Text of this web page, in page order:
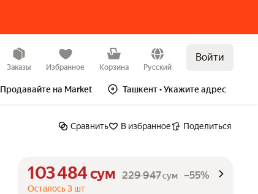
Заказы Избранное Корзина Русский
Войти
Продавайте на Market Ташкент• Укажите адрес
Сравнить В избранное Поделиться
103 484сум 229 947сум –55%
Осталось 3 шт
Купить сейчас В корзину